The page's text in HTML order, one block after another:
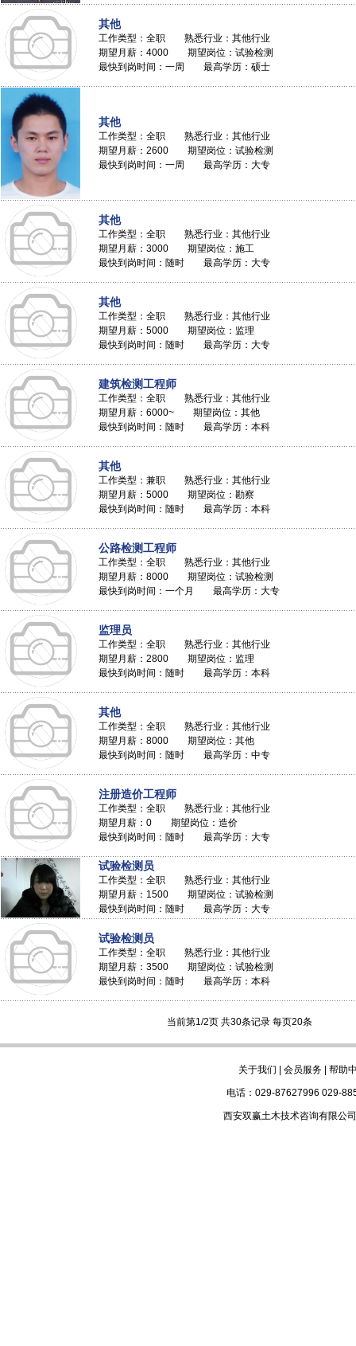
其他
工作类型：全职 熟悉行业：其他行业
期望月薪：4000 期望岗位：试验检测
最快到岗时间：一周 最高学历：硕士
其他
工作类型：全职 熟悉行业：其他行业
期望月薪：2600 期望岗位：试验检测
最快到岗时间：一周 最高学历：大专
其他
工作类型：全职 熟悉行业：其他行业
期望月薪：3000 期望岗位：施工
最快到岗时间：随时 最高学历：大专
其他
工作类型：全职 熟悉行业：其他行业
期望月薪：5000 期望岗位：监理
最快到岗时间：随时 最高学历：大专
建筑检测工程师
工作类型：全职 熟悉行业：其他行业
期望月薪：6000~ 期望岗位：其他
最快到岗时间：随时 最高学历：本科
其他
工作类型：兼职 熟悉行业：其他行业
期望月薪：5000 期望岗位：勘察
最快到岗时间：随时 最高学历：本科
公路检测工程师
工作类型：全职 熟悉行业：其他行业
期望月薪：8000 期望岗位：试验检测
最快到岗时间：一个月 最高学历：大专
监理员
工作类型：全职 熟悉行业：其他行业
期望月薪：2800 期望岗位：监理
最快到岗时间：随时 最高学历：本科
其他
工作类型：全职 熟悉行业：其他行业
期望月薪：8000 期望岗位：其他
最快到岗时间：随时 最高学历：中专
注册造价工程师
工作类型：全职 熟悉行业：其他行业
期望月薪：0 期望岗位：造价
最快到岗时间：随时 最高学历：大专
试验检测员
工作类型：全职 熟悉行业：其他行业
期望月薪：1500 期望岗位：试验检测
最快到岗时间：随时 最高学历：大专
试验检测员
工作类型：全职 熟悉行业：其他行业
期望月薪：3500 期望岗位：试验检测
最快到岗时间：随时 最高学历：本科
当前第1/2页 共30条记录 每页20条
关于我们 会员服务 帮助
电话：029-87627996 029-
西安双赢土木技术咨询有限公